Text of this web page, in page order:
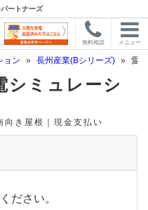
ートナーズ
無料相談 メニュー
ョン » 長州産業(Bシリーズ) » 愛
シミュレーシ
き屋根｜現金支払い
ださい。